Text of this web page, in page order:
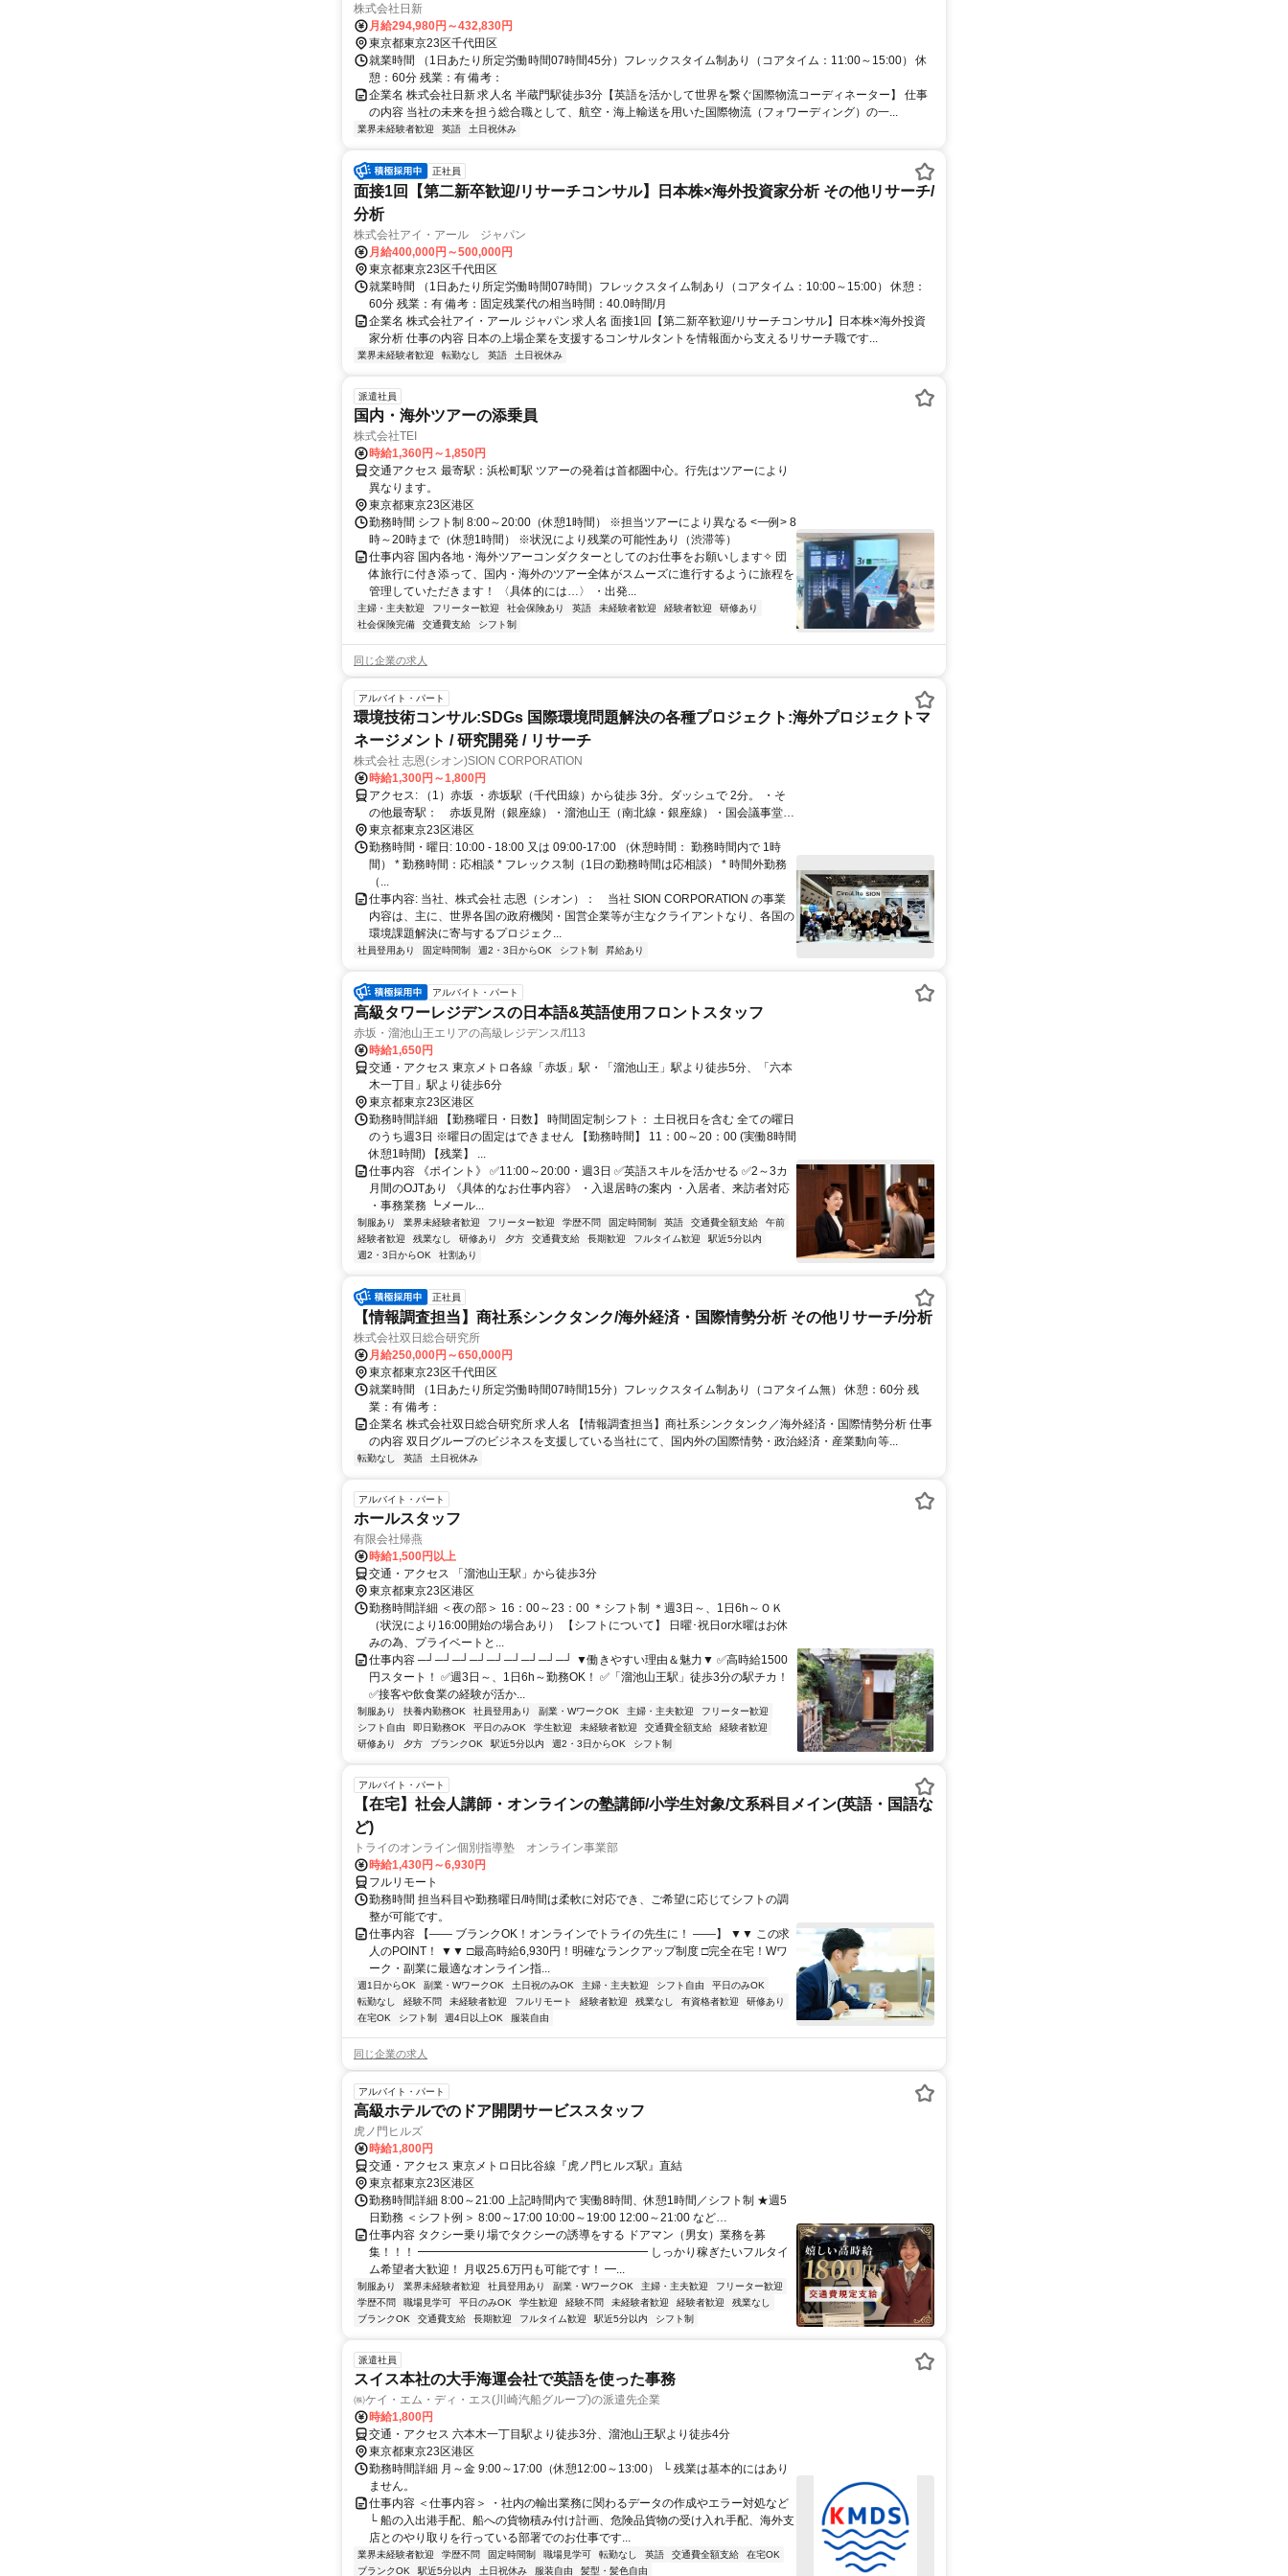
株式会社日新
月給294,980円～432,830円
東京都東京23区千代田区
就業時間 （1日あたり所定労働時間07時間45分）フレックスタイム制あり（コアタイム：11:00～15:00） 休
憩：60分 残業：有 備考：
企業名 株式会社日新 求人名 半蔵門駅徒歩3分【英語を活かして世界を繋ぐ国際物流コーディネーター】 仕事
の内容 当社の未来を担う総合職として、航空・海上輸送を用いた国際物流（フォワーディング）の一...
業界未経験者歓迎 英語 土日祝休み
正社員
面接1回【第二新卒歓迎/リサーチコンサル】日本株×海外投資家分析 その他リサーチ/
分析
株式会社アイ・アール ジャパン
月給400,000円～500,000円
東京都東京23区千代田区
就業時間 （1日あたり所定労働時間07時間）フレックスタイム制あり（コアタイム：10:00～15:00） 休憩：
60分 残業：有 備考：固定残業代の相当時間：40.0時間/月
企業名 株式会社アイ・アール ジャパン 求人名 面接1回【第二新卒歓迎/リサーチコンサル】日本株×海外投資
家分析 仕事の内容 日本の上場企業を支援するコンサルタントを情報面から支えるリサーチ職です...
業界未経験者歓迎 転勤なし 英語 土日祝休み
派遣社員
国内・海外ツアーの添乗員
株式会社TEI
時給1,360円～1,850円
交通アクセス 最寄駅：浜松町駅 ツアーの発着は首都圏中心。行先はツアーにより
異なります。
東京都東京23区港区
勤務時間 シフト制 8:00～20:00（休憩1時間） ※担当ツアーにより異なる <一例> 8
時～20時まで（休憩1時間） ※状況により残業の可能性あり（渋滞等）
仕事内容 国内各地・海外ツアーコンダクターとしてのお仕事をお願いします✧ 団
体旅行に付き添って、国内・海外のツアー全体がスムーズに進行するように旅程を
管理していただきます！ 〈具体的には…〉 ・出発...
主婦・主夫歓迎 フリーター歓迎 社会保険あり 英語 未経験者歓迎 経験者歓迎
研修あり
社会保険完備
交通費支給 シフト制
同じ企業の求人
アルバイト・パート
環境技術コンサル:SDGs 国際環境問題解決の各種プロジェクト:海外プロジェクトマ
ネージメント / 研究開発 / リサーチ
株式会社 志恩(シオン)SION CORPORATION
時給1,300円～1,800円
アクセス: （1）赤坂 ・赤坂駅（千代田線）から徒歩 3分。ダッシュで 2分。 ・そ
の他最寄駅： 赤坂見附（銀座線）・溜池山王（南北線・銀座線）・国会議事堂前
（半蔵門線）からも徒歩圏内です。
東京都東京23区港区
勤務時間・曜日: 10:00 - 18:00 又は 09:00-17:00 （休憩時間： 勤務時間内で 1時
間） * 勤務時間：応相談 * フレックス制（1日の勤務時間は応相談） * 時間外勤務
（...
仕事内容: 当社、株式会社 志恩（シオン）： 当社 SION CORPORATION の事業
内容は、主に、世界各国の政府機関・国営企業等が主なクライアントなり、各国の
環境課題解決に寄与するプロジェク...
社員登用あり 固定時間制 週2・3日からOK シフト制 昇給あり
アルバイト・パート
高級タワーレジデンスの日本語&英語使用フロントスタッフ
赤坂・溜池山王エリアの高級レジデンス/f113
時給1,650円
交通・アクセス 東京メトロ各線「赤坂」駅・「溜池山王」駅より徒歩5分、「六本
木一丁目」駅より徒歩6分
東京都東京23区港区
勤務時間詳細 【勤務曜日・日数】 時間固定制シフト： 土日祝日を含む 全ての曜日
のうち週3日 ※曜日の固定はできません 【勤務時間】 11：00～20：00 (実働8時間
休憩1時間) 【残業】 ...
仕事内容 《ポイント》 ✅11:00～20:00・週3日 ✅英語スキルを活かせる ✅2～3カ
月間のOJTあり 《具体的なお仕事内容》 ・入退居時の案内 ・入居者、来訪者対応
・事務業務 ┗メール...
制服あり 業界未経験者歓迎 フリーター歓迎 学歴不問 固定時間制 英語 交通費全額支給
午前
経験者歓迎
残業なし 研修あり 夕方 交通費支給 長期歓迎 フルタイム歓迎
駅近5分以内
週2・3日からOK
社割あり
正社員
【情報調査担当】商社系シンクタンク/海外経済・国際情勢分析 その他リサーチ/分析
株式会社双日総合研究所
月給250,000円～650,000円
東京都東京23区千代田区
就業時間 （1日あたり所定労働時間07時間15分）フレックスタイム制あり（コアタイム無） 休憩：60分 残
業：有 備考：
企業名 株式会社双日総合研究所 求人名 【情報調査担当】商社系シンクタンク／海外経済・国際情勢分析 仕事
の内容 双日グループのビジネスを支援している当社にて、国内外の国際情勢・政治経済・産業動向等...
転勤なし 英語 土日祝休み
アルバイト・パート
ホールスタッフ
有限会社帰燕
時給1,500円以上
交通・アクセス 「溜池山王駅」から徒歩3分
東京都東京23区港区
勤務時間詳細 ＜夜の部＞ 16：00～23：00 ＊シフト制 ＊週3日～、1日6h～ＯＫ
（状況により16:00開始の場合あり） 【シフトについて】 日曜･祝日or水曜はお休
みの為、プライベートと...
仕事内容 ─┘─┘─┘─┘─┘─┘─┘─┘─┘ ▼働きやすい理由＆魅力▼ ✅高時給1500
円スタート！ ✅週3日～、1日6h～勤務OK！ ✅「溜池山王駅」徒歩3分の駅チカ！
✅接客や飲食業の経験が活か...
制服あり 扶養内勤務OK 社員登用あり 副業・WワークOK 主婦・主夫歓迎
フリーター歓迎
シフト自由
即日勤務OK 平日のみOK 学生歓迎 未経験者歓迎 交通費全額支給
経験者歓迎
研修あり
夕方 ブランクOK 駅近5分以内 週2・3日からOK シフト制
アルバイト・パート
【在宅】社会人講師・オンラインの塾講師/小学生対象/文系科目メイン(英語・国語な
ど)
トライのオンライン個別指導塾 オンライン事業部
時給1,430円～6,930円
フルリモート
勤務時間 担当科目や勤務曜日/時間は柔軟に対応でき、ご希望に応じてシフトの調
整が可能です。
仕事内容 【―― ブランクOK！オンラインでトライの先生に！ ――】 ▼▼ この求
人のPOINT！ ▼▼ □最高時給6,930円！明確なランクアップ制度 □完全在宅！Wワ
ーク・副業に最適なオンライン指...
週1日からOK 副業・WワークOK 土日祝のみOK 主婦・主夫歓迎 シフト自由
平日のみOK
転勤なし
経験不問 未経験者歓迎 フルリモート 経験者歓迎 残業なし 有資格者歓迎
研修あり
在宅OK
シフト制 週4日以上OK 服装自由
同じ企業の求人
アルバイト・パート
高級ホテルでのドア開閉サービススタッフ
虎ノ門ヒルズ
時給1,800円
交通・アクセス 東京メトロ日比谷線『虎ノ門ヒルズ駅』直結
東京都東京23区港区
勤務時間詳細 8:00～21:00 上記時間内で 実働8時間、休憩1時間／シフト制 ★週5
日勤務 ＜シフト例＞ 8:00～17:00 10:00～19:00 12:00～21:00 など…
仕事内容 タクシー乗り場でタクシーの誘導をする ドアマン（男女）業務を募
集！！！ ━━━━━━━━━━━━━━━━━━━━ しっかり稼ぎたいフルタイ
ム希望者大歓迎！ 月収25.6万円も可能です！ ━...
制服あり 業界未経験者歓迎 社員登用あり 副業・WワークOK 主婦・主夫歓迎
フリーター歓迎
学歴不問
職場見学可 平日のみOK 学生歓迎 経験不問 未経験者歓迎 経験者歓迎
残業なし
ブランクOK
交通費支給 長期歓迎 フルタイム歓迎 駅近5分以内 シフト制
派遣社員
スイス本社の大手海運会社で英語を使った事務
㈱ケイ・エム・ディ・エス(川崎汽船グループ)の派遣先企業
時給1,800円
交通・アクセス 六本木一丁目駅より徒歩3分、溜池山王駅より徒歩4分
東京都東京23区港区
勤務時間詳細 月～金 9:00～17:00（休憩12:00～13:00） └ 残業は基本的にはあり
ません。
仕事内容 ＜仕事内容＞ ・社内の輸出業務に関わるデータの作成やエラー対処など
└ 船の入出港手配、船への貨物積み付け計画、危険品貨物の受け入れ手配、海外支
店とのやり取りを行っている部署でのお仕事です...
業界未経験者歓迎 学歴不問 固定時間制 職場見学可 転勤なし 英語 交通費全額支給
在宅OK
ブランクOK
駅近5分以内 土日祝休み 服装自由 髪型・髪色自由